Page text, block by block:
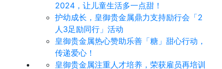
2024，让儿童生活多一点甜！
护幼成长，皇御贵金属鼎力支持励行会「2
人3足励同行」活动
皇御贵金属热心赞助乐善「糖」甜心行动，
传递爱心！
皇御贵金属注重人才培养，荣获雇员再培训